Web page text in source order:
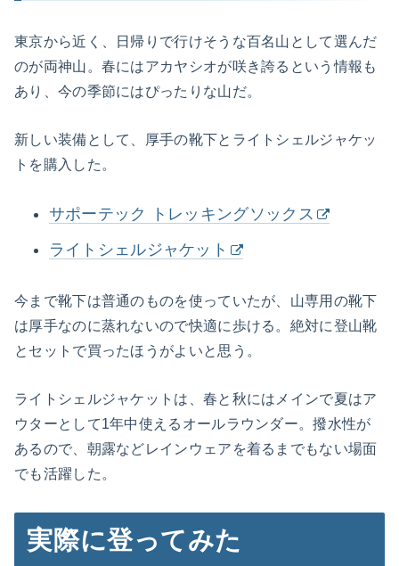
東京から近く、日帰りで行けそうな百名山として選んだ
のが両神山。春にはアカヤシオが咲き誇るという情報も
あり、今の季節にはぴったりな山だ。
新しい装備として、厚手の靴下とライトシェルジャケッ
トを購入した。
サポーテック トレッキングソックス
ライトシェルジャケット
今まで靴下は普通のものを使っていたが、山専用の靴下
は厚手なのに蒸れないので快適に歩ける。絶対に登山靴
とセットで買ったほうがよいと思う。
ライトシェルジャケットは、春と秋にはメインで夏はア
ウターとして1年中使えるオールラウンダー。撥水性が
あるので、朝露などレインウェアを着るまでもない場面
でも活躍した。
実際に登ってみた